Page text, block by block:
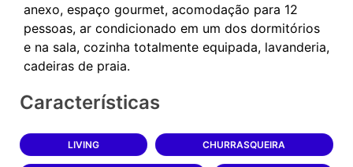
anexo, espaço gourmet, acomodação para 12
pessoas, ar condicionado em um dos dormitórios
e na sala, cozinha totalmente equipada, lavanderia,
Características
LIVING CHURRASQUEIRA